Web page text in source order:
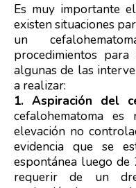
Es muy importante
existen situaciones
un
procedimientos
algunas de las
a realizar:
1. Aspiración del
cefalohematoma
elevación no
evidencia que se
espontánea luego de
requerir de un